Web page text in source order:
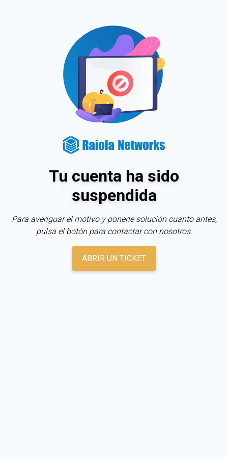
Tu cuenta ha sido
suspendida
Para averiguar el motivo y ponerle solución cuanto antes,
pulsa el botón para contactar con nosotros.
ABRIR UN TICKET